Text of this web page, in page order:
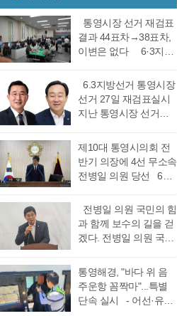
통영시장 선거 재검표
결과 44표차→38표차,
이변은 없다 6·3지방
검표 결과 강석주 시장
이 38표차로 6표가 변
동되었으나 천영기 당
는 창원시 성산구에 있
는 도선관위 청사 6층
대회의실에서 실시한
차에서 38표차로 더불
어민주당 강석주 시장
이 국민의힘 천영기 전
보는 기존과 동일, 천영
기 후보는 기존보다 6표
증가했다. 이로써 두 후
6.3지방선거 통영시장
선거 27일 재검표실시
지난 통영시장 선거에
서 0.06%(44표) 차이로
당락이 갈렸던 6.3지방
선거 통영시장선거 결
과에 대한 천영기 후보
드려져 경남선관위가
재검표를 결정했다. 경
남 선거관리위원회가
난 6·3 지방선거에서 44
표 차이로 당락이 갈린
통영시장 선거에 대한
제10대 통영시의회 전
반기 의장에 4선 무소속
전병일 의원 당선 6일
거를 위한 제244회 임
시회를에서 4선 전병일
의원이 전반기 의장에
결을 펼친 무소속 전병
일 의원이 각각 등록해
정견 발표 이후 곧바로
전병일 의원 국민의 힘
과 함께 보수의 길을 걷
겠다. 전병일 의원 국민
통영시 가선거구 전병
일 의원이 1일 오전 통
영시청 브리핑 룸에서
기자회견을 열고 통영
통영해경, "바다 위 음
주운항 꼼짝마"...특별
단속 실시 - 어선·유도